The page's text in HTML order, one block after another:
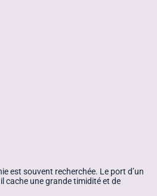
est souvent recherchée. Le port d’un
cache une grande timidité et de